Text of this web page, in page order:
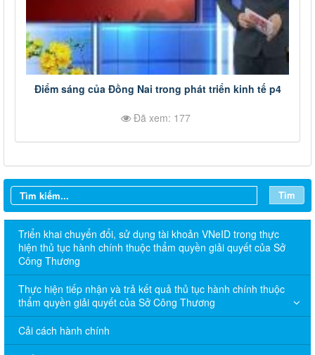
Điểm sáng của Đồng Nai trong phát triển kinh tế p4
Đã xem: 177
Tìm
Triển khai chuyển đổi, sử dụng tài khoản VNeID trong thực
hiện thủ tục hành chính thuộc thẩm quyền giải quyết của Sở
Công Thương
Thực hiện tiếp nhận và trả kết quả thủ tục hành chính thuộc
thẩm quyền giải quyết của Sở Công Thương
Cải cách hành chính